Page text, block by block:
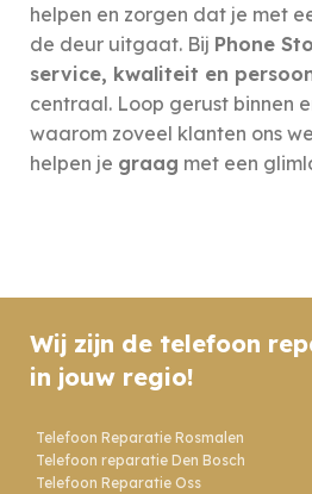
helpen en zorgen dat je met
de deur uitgaat. Bij Phone
service, kwaliteit en
centraal. Loop gerust binnen
waarom zoveel klanten ons
helpen je graag met een
Wij zijn de telefoon
in jouw regio!
Telefoon Reparatie Rosmalen
Telefoon reparatie Den Bosch
Telefoon Reparatie Oss